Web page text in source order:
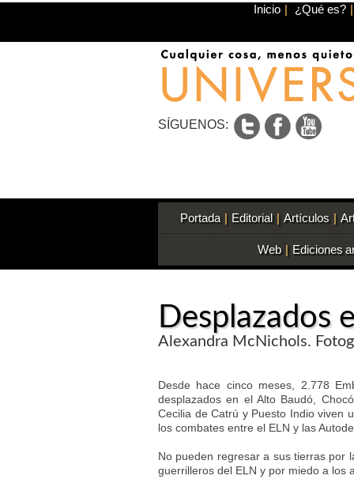
Inicio | ¿Qué es? |
SÍGUENOS:
Portada | Editorial | Artículos |
Web | Ediciones
Desplazados
Alexandra McNichols.
Desde hace cinco meses, 2.778
desplazados en el Alto Baudó,
Cecilia de Catrú y Puesto Indio viven
los combates entre el ELN y las
No pueden regresar a sus tierras por
guerrilleros del ELN y por miedo a los